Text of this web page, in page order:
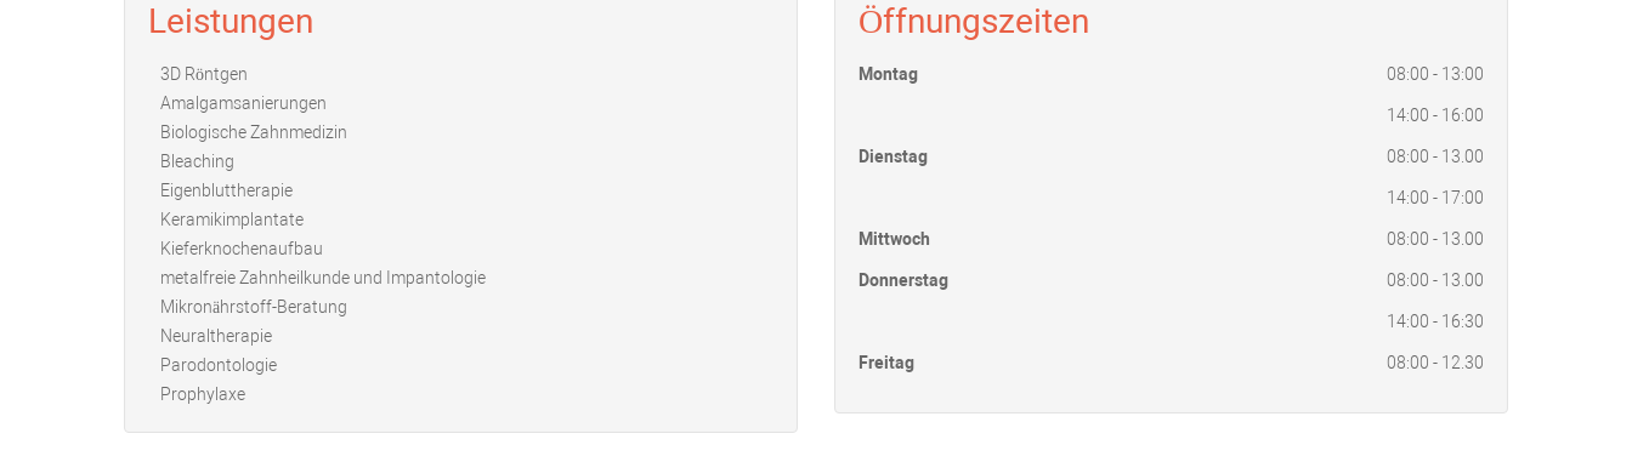
Leistungen
3D Röntgen
Amalgamsanierungen
Biologische Zahnmedizin
Bleaching
Eigenbluttherapie
Keramikimplantate
Kieferknochenaufbau
metalfreie Zahnheilkunde und Impantologie
Mikronährstoff-Beratung
Neuraltherapie
Parodontologie
Prophylaxe
Öffnungszeiten
Montag 08:00 - 13:00
14:00 - 16:00
Dienstag 08:00 - 13.00
14:00 - 17:00
Mittwoch 08:00 - 13.00
Donnerstag 08:00 - 13.00
14:00 - 16:30
Freitag 08:00 - 12.30